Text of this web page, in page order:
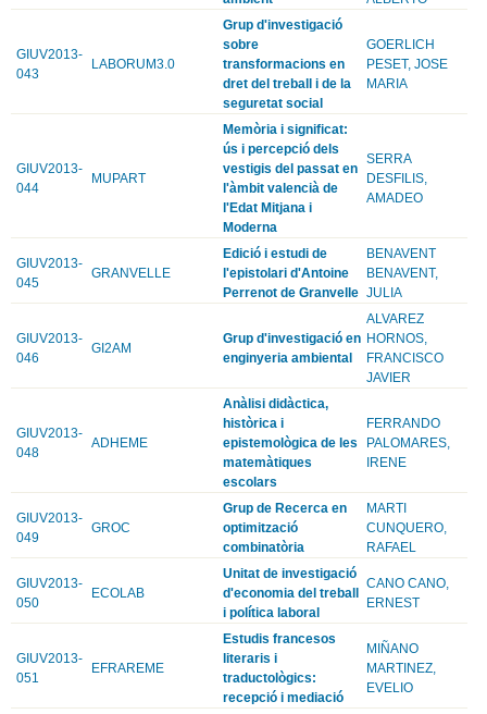
GIUV2013-
043
LABORUM3.0
Grup d'investigació
sobre
transformacions en
dret del treball i de la
seguretat social
GOERLICH
PESET, JOSE
MARIA
GIUV2013-
044
MUPART
Memòria i significat:
ús i percepció dels
vestigis del passat en
l'àmbit valencià de
l'Edat Mitjana i
Moderna
SERRA
DESFILIS,
AMADEO
GIUV2013-
045
GRANVELLE
Edició i estudi de
l'epistolari d'Antoine
Perrenot de Granvelle
BENAVENT
BENAVENT,
JULIA
GIUV2013-
046
GI2AM
Grup d'investigació en
enginyeria ambiental
ALVAREZ
HORNOS,
FRANCISCO
JAVIER
GIUV2013-
048
ADHEME
Anàlisi didàctica,
històrica i
epistemològica de les
matemàtiques
escolars
FERRANDO
PALOMARES,
IRENE
GIUV2013-
049
GROC
Grup de Recerca en
optimització
combinatòria
MARTI
CUNQUERO,
RAFAEL
GIUV2013-
050
ECOLAB
Unitat de investigació
d'economia del treball
i política laboral
CANO CANO,
ERNEST
GIUV2013-
051
EFRAREME
Estudis francesos
literaris i
traductològics:
recepció i mediació
MIÑANO
MARTINEZ,
EVELIO